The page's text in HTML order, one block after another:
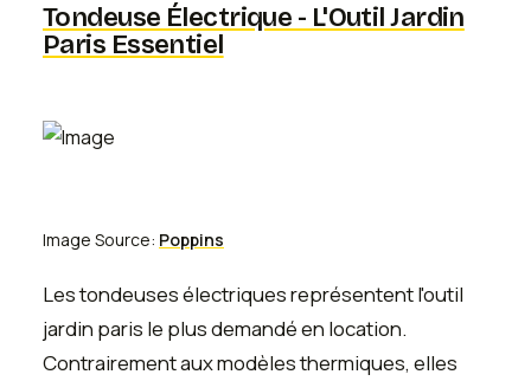
Tondeuse Électrique - L'Outil Jardin
Paris Essentiel
Image Source: Poppins
Les tondeuses électriques représentent l'outil
jardin paris le plus demandé en location.
Contrairement aux modèles thermiques, elles